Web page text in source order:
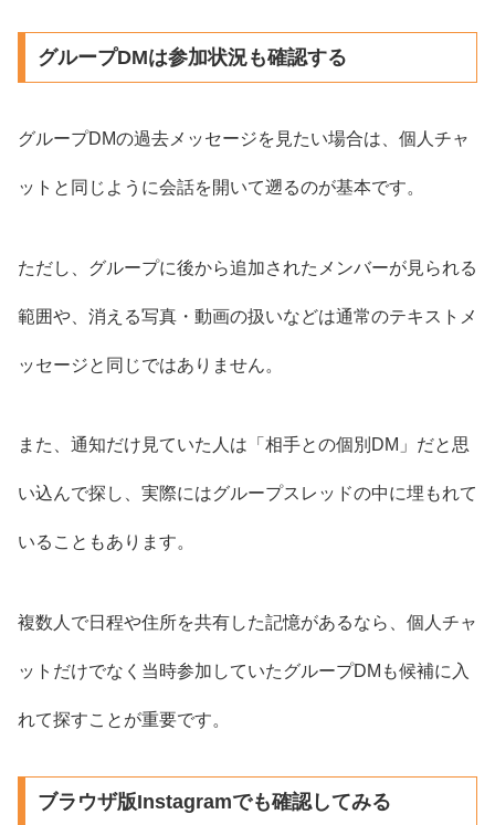
グループDMは参加状況も確認する
グループDMの過去メッセージを見たい場合は、個人チャ
ットと同じように会話を開いて遡るのが基本です。
ただし、グループに後から追加されたメンバーが見られる
範囲や、消える写真・動画の扱いなどは通常のテキストメ
ッセージと同じではありません。
また、通知だけ見ていた人は「相手との個別DM」だと思
い込んで探し、実際にはグループスレッドの中に埋もれて
いることもあります。
複数人で日程や住所を共有した記憶があるなら、個人チャ
ットだけでなく当時参加していたグループDMも候補に入
れて探すことが重要です。
ブラウザ版Instagramでも確認してみる